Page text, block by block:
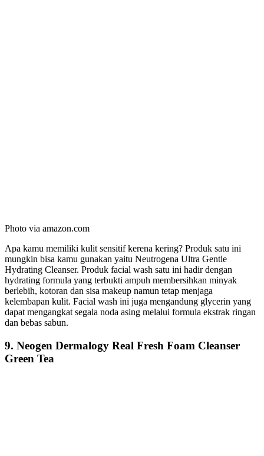
Photo via amazon.com
Apa kamu memiliki kulit sensitif kerena kering? Produk satu ini
mungkin bisa kamu gunakan yaitu Neutrogena Ultra Gentle
Hydrating Cleanser. Produk facial wash satu ini hadir dengan
hydrating formula yang terbukti ampuh membersihkan minyak
berlebih, kotoran dan sisa makeup namun tetap menjaga
kelembapan kulit. Facial wash ini juga mengandung glycerin yang
dapat mengangkat segala noda asing melalui formula ekstrak ringan
dan bebas sabun.
9. Neogen Dermalogy Real Fresh Foam Cleanser
Green Tea